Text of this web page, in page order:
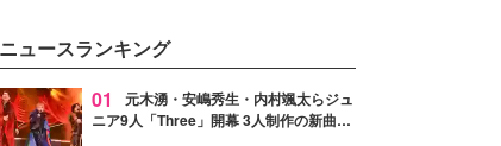
デルの宮城舞と島村雄大の特別対
談をお届け！それぞれの視点か
ら、今作ならではの魅力や予想外
の感動をもたらす奥深いストーリ
ニュースランキング
01
元木湧・安嶋秀生・内村颯太らジュ
ニア9人「Three」開幕 3人制作の新曲＆